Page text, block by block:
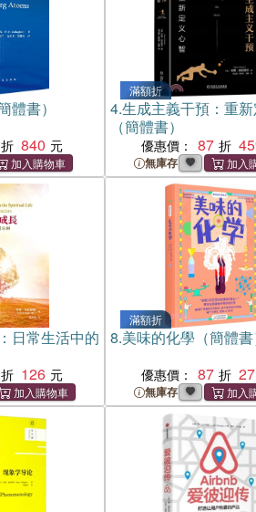
體書）
840
滿額折
4.生成主義干預：重
（簡體書）
優惠價： 87
無庫存
日常生活中的
126
滿額折
8.美味的化學（簡體書
優惠價： 87
無庫存